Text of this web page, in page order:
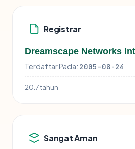
Registrar
Dreamscape Networks
Terdaftar Pada: 2005-08-24
20.7 tahun
Sangat Aman